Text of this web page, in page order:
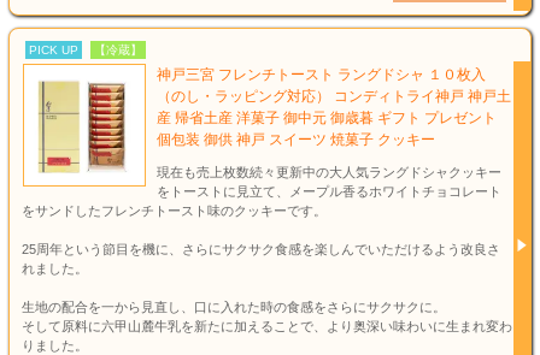
PICK UP 【冷蔵】
神戸三宮 フレンチトースト ラングドシャ １０枚入
（のし・ラッピング対応） コンディトライ神戸 神戸土
産 帰省土産 洋菓子 御中元 御歳暮 ギフト プレゼント
個包装 御供 神戸 スイーツ 焼菓子 クッキー
現在も売上枚数続々更新中の大人気ラングドシャクッキー
をトーストに見立て、メープル香るホワイトチョコレート
をサンドしたフレンチトースト味のクッキーです。
25周年という節目を機に、さらにサクサク食感を楽しんでいただけるよう改良さ
れました。
生地の配合を一から見直し、口に入れた時の食感をさらにサクサクに。
そして原料に六甲山麓牛乳を新たに加えることで、より奥深い味わいに生まれ変わ
りました。